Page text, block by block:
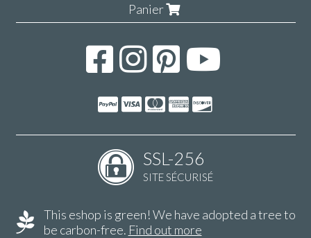
Panier
SSL-256
SITE SÉCURISÉ
This eshop is green! We have adopted a tree to
be carbon-free. Find out more